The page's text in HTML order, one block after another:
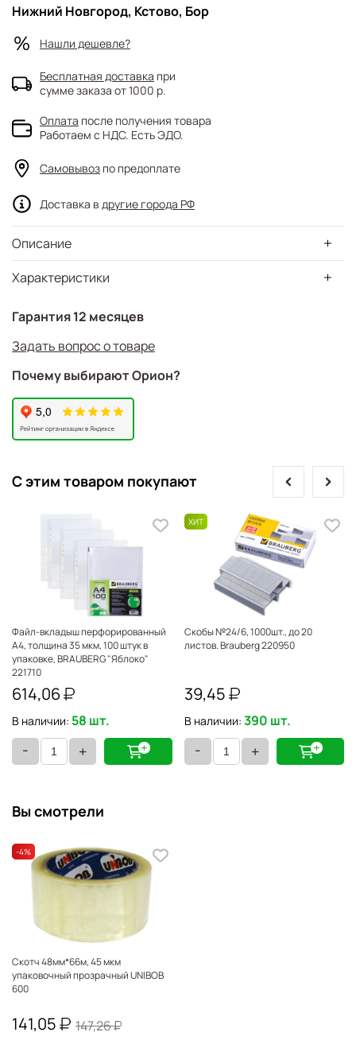
Характеристики
Описание
Гарантия 12 месяцев
Задать вопрос о товаре
Почему выбирают Орион?
Нижний Новгород, Кстово, Бор
Нашли дешевле?
Бесплатная доставка при
сумме заказа от 1000 р.
Оплата после получения товара
Работаем с НДС. Есть ЭДО.
Самовывоз по предоплате
Доставка в другие города РФ
С этим товаром покупают
Файл-вкладыш перфорированный
А4, толщина 35 мкм, 100 штук в
упаковке, BRAUBERG "Яблоко"
221710
614,06
В наличии: 58 шт.
- +
Скобы №24/6, 1000шт., до 20
листов. Brauberg 220950
39,45
В наличии: 390 шт.
- +
prev next
Вы смотрели
-4%
Скотч 48мм*66м, 45 мкм
упаковочный прозрачный UNIBOB
600
141,05 147,26